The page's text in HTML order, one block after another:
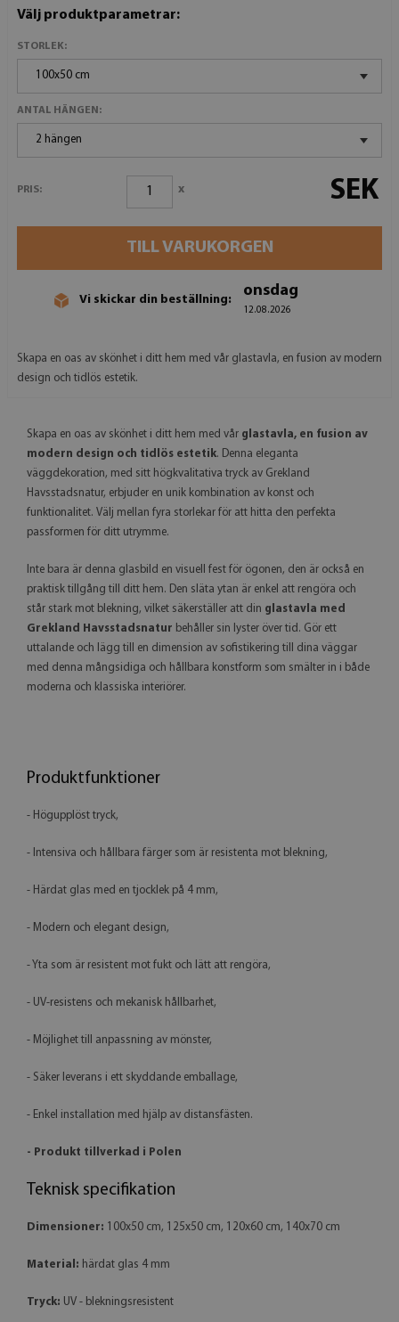
Välj produktparametrar:
STORLEK:
100x50 cm
ANTAL HÄNGEN:
2 hängen
PRIS: x SEK
TILL VARUKORGEN
Vi skickar din beställning:
onsdag
12.08.2026
Skapa en oas av skönhet i ditt hem med vår glastavla, en fusion av modern
design och tidlös estetik.
Skapa en oas av skönhet i ditt hem med vår glastavla, en fusion av
modern design och tidlös estetik. Denna eleganta
väggdekoration, med sitt högkvalitativa tryck av Grekland
Havsstadsnatur, erbjuder en unik kombination av konst och
funktionalitet. Välj mellan fyra storlekar för att hitta den perfekta
passformen för ditt utrymme.
Inte bara är denna glasbild en visuell fest för ögonen, den är också en
praktisk tillgång till ditt hem. Den släta ytan är enkel att rengöra och
står stark mot blekning, vilket säkerställer att din glastavla med
Grekland Havsstadsnatur behåller sin lyster över tid. Gör ett
uttalande och lägg till en dimension av sofistikering till dina väggar
med denna mångsidiga och hållbara konstform som smälter in i både
moderna och klassiska interiörer.
Produktfunktioner
- Högupplöst tryck,
- Intensiva och hållbara färger som är resistenta mot blekning,
- Härdat glas med en tjocklek på 4 mm,
- Modern och elegant design,
- Yta som är resistent mot fukt och lätt att rengöra,
- UV-resistens och mekanisk hållbarhet,
- Möjlighet till anpassning av mönster,
- Säker leverans i ett skyddande emballage,
- Enkel installation med hjälp av distansfästen.
- Produkt tillverkad i Polen
Teknisk specifikation
Dimensioner: 100x50 cm, 125x50 cm, 120x60 cm, 140x70 cm
Material: härdat glas 4 mm
Tryck: UV - blekningsresistent